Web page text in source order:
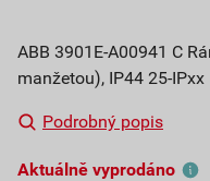
ABB 3901E-A00941 C
manžetou), IP44 25-IPxx
Podrobný popis
Aktuálně vyprodáno